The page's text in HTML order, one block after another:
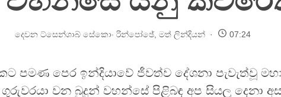
දෙවන ට්සෙන්ශාබ් සේකොං රින්පෝඡේ මත් ලින්දියන් 07:24
පමණ පෙර ඉන්දියාවේ ජීවත්ව දේශනා පැවැත්වූ
වන බුදුන් වහන්සේ පිළිබඳ අප සියලු දෙනා